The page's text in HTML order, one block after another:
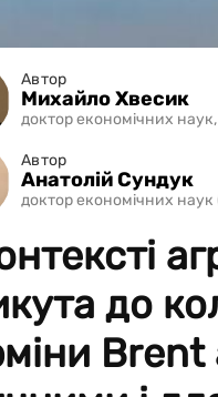
Автор
Михайло Хвесик
доктор економічних
Автор
Анатолій Сундук
доктор економічних
до
Brent